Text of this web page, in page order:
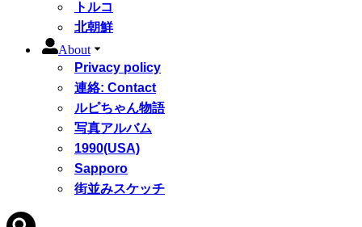
トルコ
北朝鮮
About
Privacy policy
連絡: Contact
ルピちゃん物語
写真アルバム
1990(USA)
Sapporo
街並みスケッチ